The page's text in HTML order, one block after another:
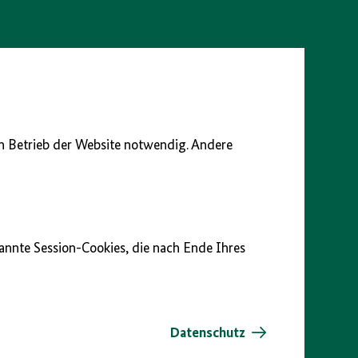
Betrieb der Website notwendig. Andere
Session-Cookies, die nach Ende Ihres
Datenschutz